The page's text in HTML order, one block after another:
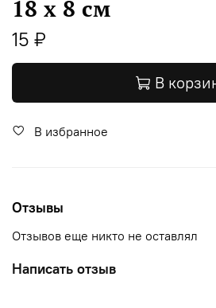
18 х 8 см
15 ₽
В
В избранное
Отзывы
Отзывов еще никто не оставлял
Написать отзыв